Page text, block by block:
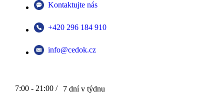
Kontaktujte nás
+420 296 184 910
info@cedok.cz
7:00 - 21:00 / 7 dní v týdnu